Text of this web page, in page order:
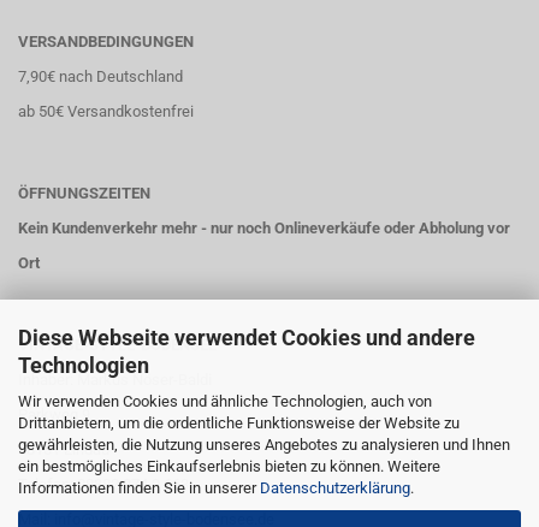
Diese Webseite verwendet Cookies und andere
Technologien
Wir verwenden Cookies und ähnliche Technologien, auch von
Drittanbietern, um die ordentliche Funktionsweise der Website zu
gewährleisten, die Nutzung unseres Angebotes zu analysieren und Ihnen
ein bestmögliches Einkaufserlebnis bieten zu können. Weitere
Informationen finden Sie in unserer Datenschutzerklärung.
VERSANDBEDINGUNGEN
7,90€ nach Deutschland
ab 50€ Versandkostenfrei
ÖFFNUNGSZEITEN
Kein Kundenverkehr mehr - nur noch Onlineverkäufe oder Abholung vor
Ort
VINTAGE-STYLE-BODENSEE
Inhaber: Markus Nöser-Baldi
Parkweg 9
88131 Lindau
Telefon: 08382 274 9 663